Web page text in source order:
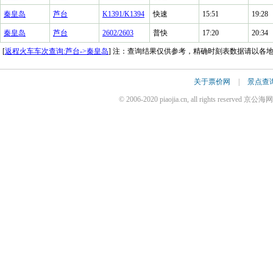
秦皇岛 芦台 K1391/K1394 快速 15:51 19:28
秦皇岛 芦台 2602/2603 普快 17:20 20:34
[返程火车车次查询:芦台->秦皇岛] 注：查询结果仅供参考，精确时刻表数据请以各
关于票价网 | 景点查
© 2006-2020 piaojia.cn, all rights reserved 京公海